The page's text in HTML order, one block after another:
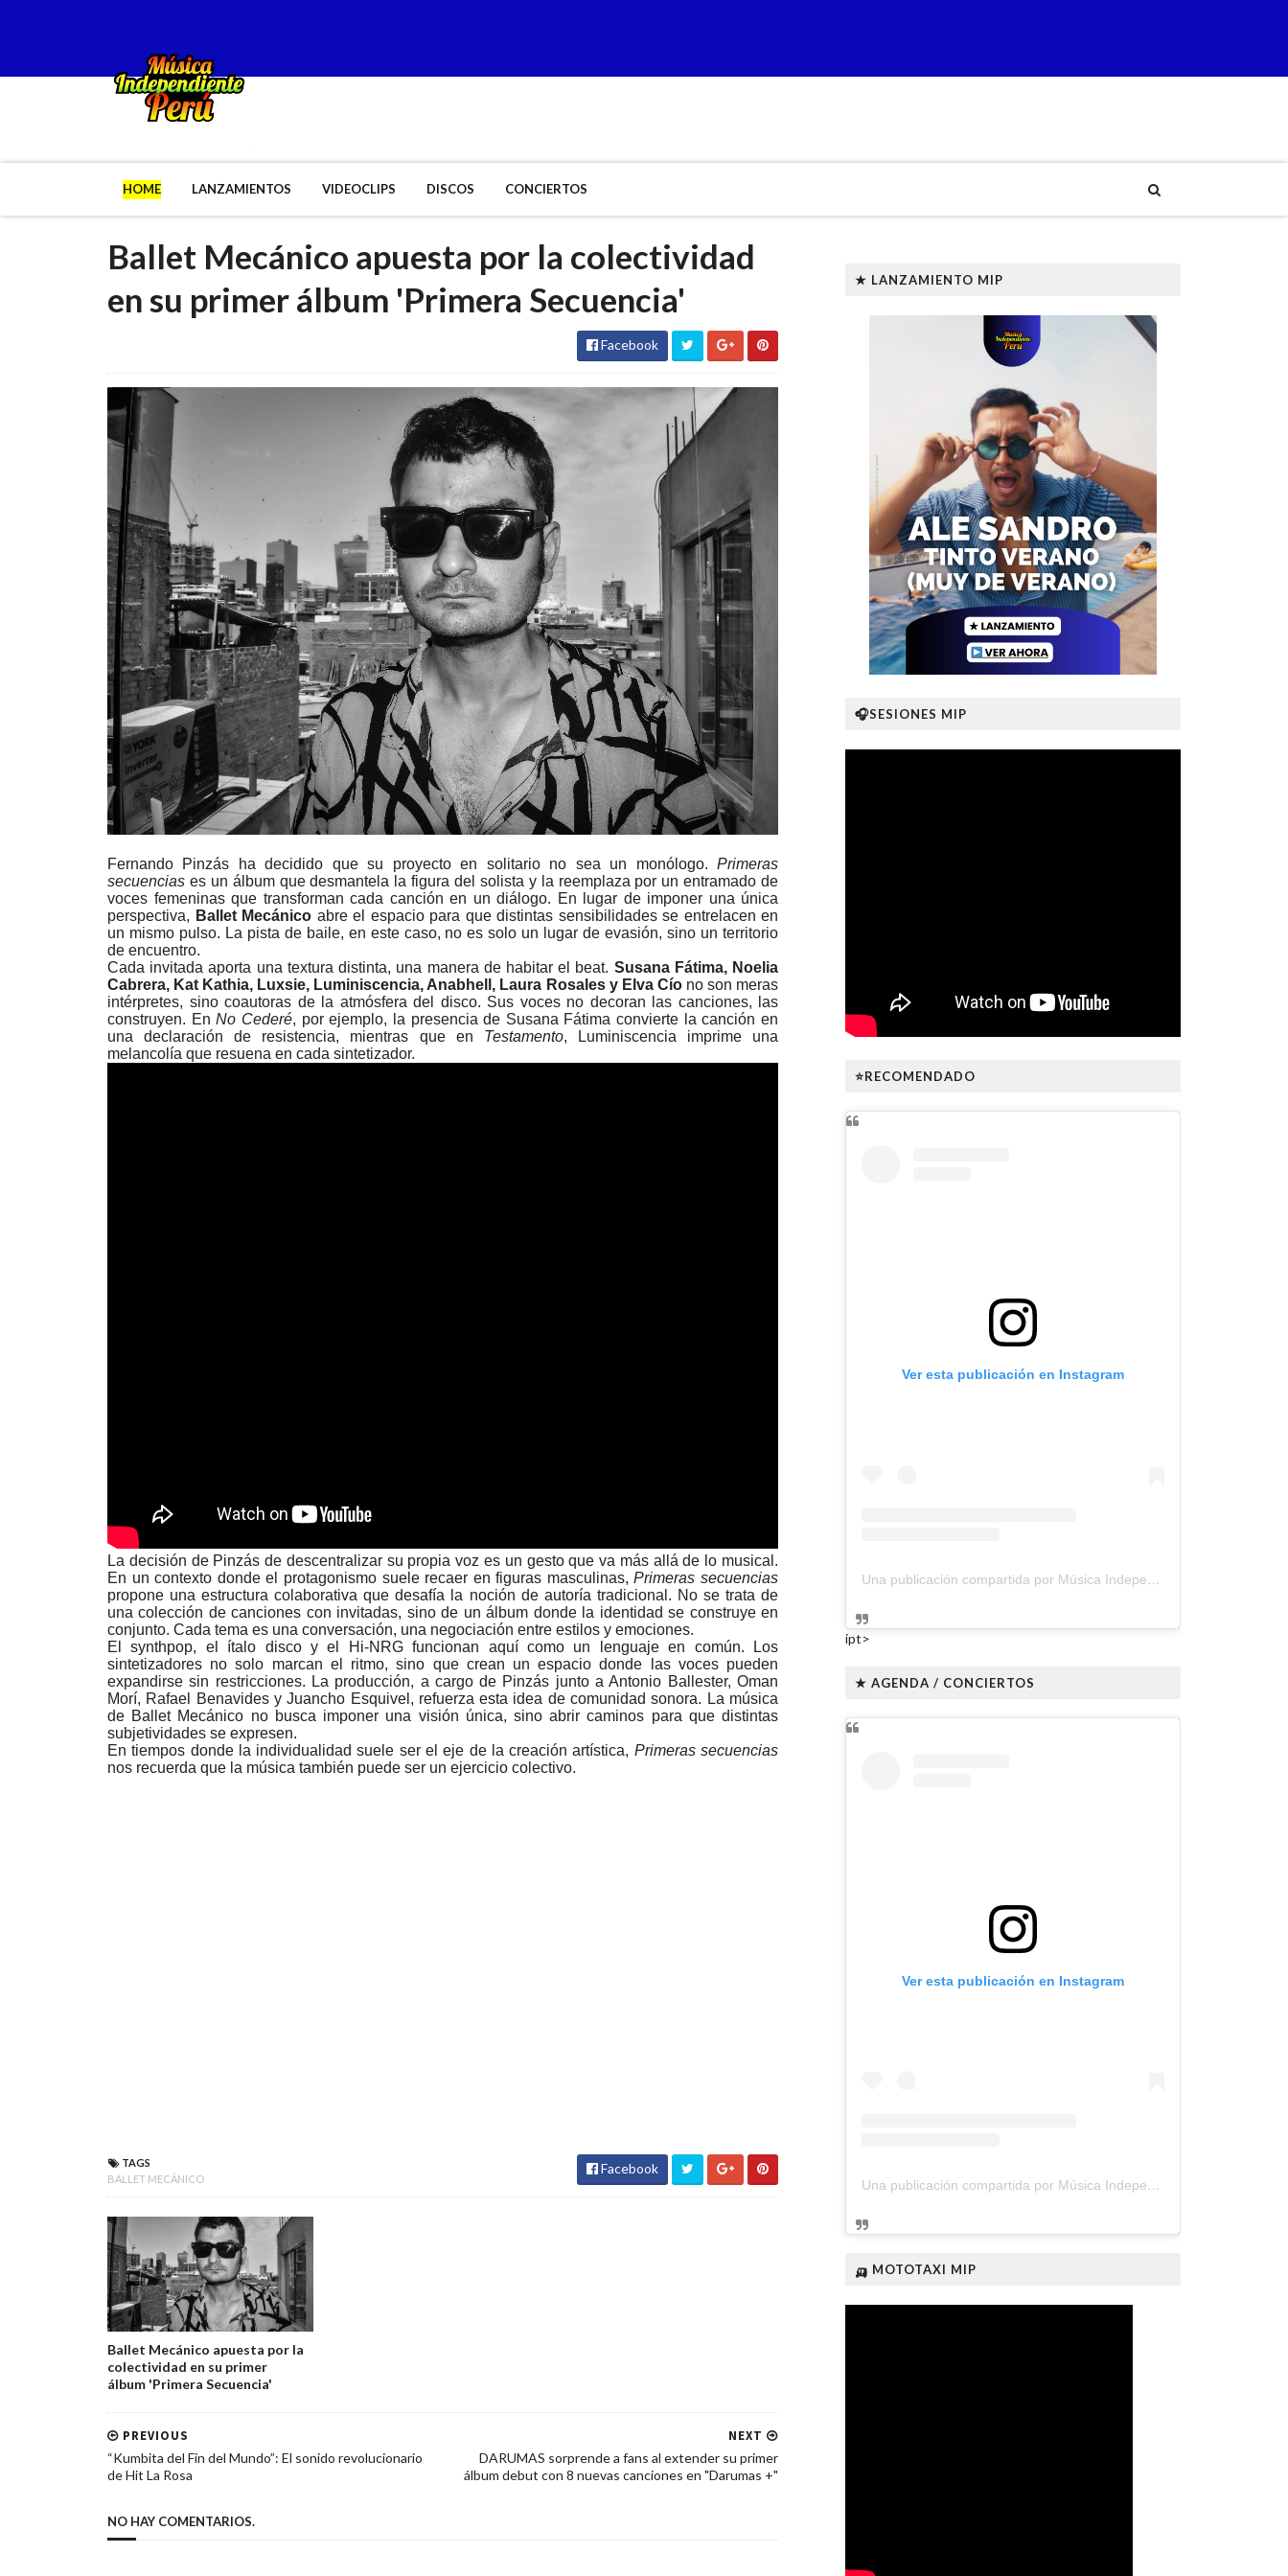
HOME LANZAMIENTOS VIDEOCLIPS DISCOS CONCIERTOS
Ballet Mecánico apuesta por la colectividad
en su primer álbum 'Primera Secuencia'
Facebook
Fernando Pinzás ha decidido que su proyecto en solitario no sea un monólogo. Primeras
secuencias es un álbum que desmantela la figura del solista y la reemplaza por un entramado de
voces femeninas que transforman cada canción en un diálogo. En lugar de imponer una única
perspectiva, Ballet Mecánico abre el espacio para que distintas sensibilidades se entrelacen en
un mismo pulso. La pista de baile, en este caso, no es solo un lugar de evasión, sino un territorio
de encuentro.
Cada invitada aporta una textura distinta, una manera de habitar el beat. Susana Fátima, Noelia
Cabrera, Kat Kathia, Luxsie, Luminiscencia, Anabhell, Laura Rosales y Elva Cíono son meras
intérpretes, sino coautoras de la atmósfera del disco. Sus voces no decoran las canciones, las
construyen. EnNo Cederé, por ejemplo, la presencia de Susana Fátima convierte la canción en
una declaración de resistencia, mientras que en Testamento, Luminiscencia imprime una
melancolía que resuena en cada sintetizador.
La decisión de Pinzás de descentralizar su propia voz es un gesto que va más allá de lo musical.
En un contexto donde el protagonismo suele recaer en figuras masculinas,Primeras secuencias
propone una estructura colaborativa que desafía la noción de autoría tradicional. No se trata de
una colección de canciones con invitadas, sino de un álbum donde la identidad se construye en
conjunto. Cada tema es una conversación, una negociación entre estilos y emociones.
El synthpop, el ítalo disco y el Hi-NRG funcionan aquí como un lenguaje en común. Los
sintetizadores no solo marcan el ritmo, sino que crean un espacio donde las voces pueden
expandirse sin restricciones. La producción, a cargo de Pinzás junto a Antonio Ballester, Oman
Morí, Rafael Benavides y Juancho Esquivel, refuerza esta idea de comunidad sonora. La música
de Ballet Mecánico no busca imponer una visión única, sino abrir caminos para que distintas
subjetividades se expresen.
En tiempos donde la individualidad suele ser el eje de la creación artística, Primeras secuencias
nos recuerda que la música también puede ser un ejercicio colectivo.
TAGS
BALLET MECÁNICO
Facebook
Ballet Mecánico apuesta por la
colectividad en su primer
álbum 'Primera Secuencia'
NEXT
DARUMAS sorprende a fans al extender su primer
álbum debut con 8 nuevas canciones en "Darumas +"
PREVIOUS
“Kumbita del Fin del Mundo”: El sonido revolucionario
de Hit La Rosa
NO HAY COMENTARIOS.
★ LANZAMIENTO MIP
🎧SESIONES MIP
⭐RECOMENDADO
Ver esta publicación en Instagram
Una publicación compartida por Música Independiente Perú 🇵🇪 (@musica.independiente.peru)
ipt>
★ AGENDA / CONCIERTOS
Ver esta publicación en Instagram
Una publicación compartida por Música Independiente Perú 🇵🇪 (@musica.independiente.peru)
🛺 MOTOTAXI MIP